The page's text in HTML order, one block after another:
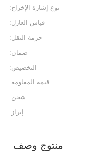
نوع إشارة الإخراج:
قياس العازل:
حزمة النقل:
ضمان:
التخصيص:
قيمة المقاومة:
شحن:
إبراز:
منتوج وصف